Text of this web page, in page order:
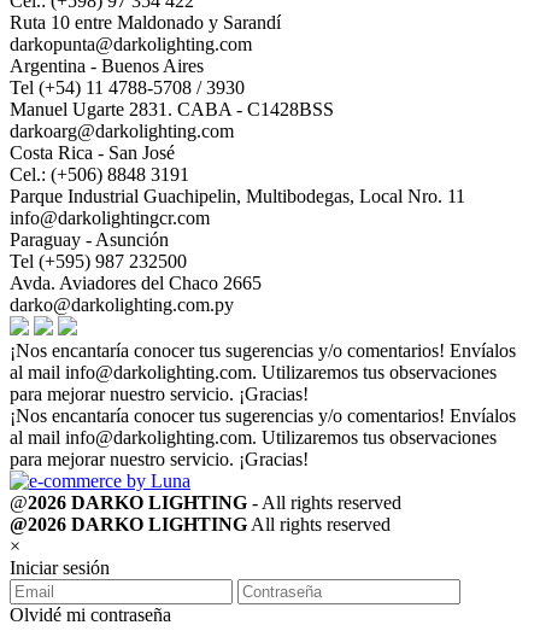
Ruta 10 entre Maldonado y Sarandí
darkopunta@darkolighting.com
Argentina - Buenos Aires
Tel (+54) 11 4788-5708 / 3930
Manuel Ugarte 2831. CABA - C1428BSS
darkoarg@darkolighting.com
Costa Rica - San José
Cel.: (+506) 8848 3191
Parque Industrial Guachipelin, Multibodegas, Local Nro. 11
info@darkolightingcr.com
Paraguay - Asunción
Tel (+595) 987 232500
Avda. Aviadores del Chaco 2665
darko@darkolighting.com.py
¡Nos encantaría conocer tus sugerencias y/o comentarios! Envíalos
al mail info@darkolighting.com. Utilizaremos tus observaciones
para mejorar nuestro servicio. ¡Gracias!
¡Nos encantaría conocer tus sugerencias y/o comentarios! Envíalos
al mail info@darkolighting.com. Utilizaremos tus observaciones
para mejorar nuestro servicio. ¡Gracias!
@2026 DARKO LIGHTING - All rights reserved
@2026 DARKO LIGHTINGAll rights reserved
×
Iniciar sesión
Olvidé mi contraseña